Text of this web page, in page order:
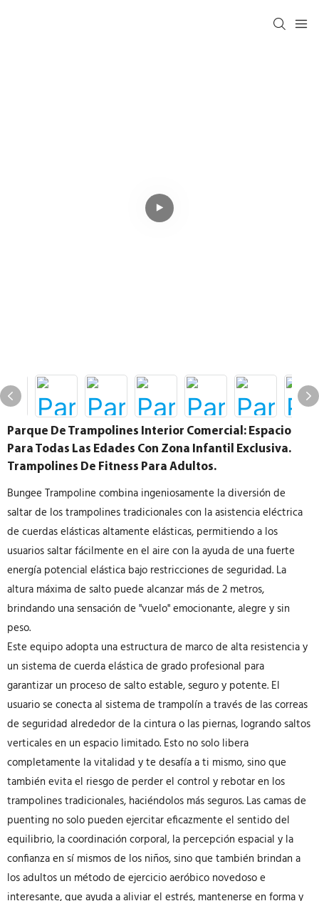
Parque De Trampolines Interior Comercial: Espacio
Para Todas Las Edades Con Zona Infantil Exclusiva.
Trampolines De Fitness Para Adultos.
Bungee Trampoline combina ingeniosamente la diversión de
saltar de los trampolines tradicionales con la asistencia eléctrica
de cuerdas elásticas altamente elásticas, permitiendo a los
usuarios saltar fácilmente en el aire con la ayuda de una fuerte
energía potencial elástica bajo restricciones de seguridad. La
altura máxima de salto puede alcanzar más de 2 metros,
brindando una sensación de "vuelo" emocionante, alegre y sin
peso.
Este equipo adopta una estructura de marco de alta resistencia y
un sistema de cuerda elástica de grado profesional para
garantizar un proceso de salto estable, seguro y potente. El
usuario se conecta al sistema de trampolín a través de las correas
de seguridad alrededor de la cintura o las piernas, logrando saltos
verticales en un espacio limitado. Esto no solo libera
completamente la vitalidad y te desafía a ti mismo, sino que
también evita el riesgo de perder el control y rebotar en los
trampolines tradicionales, haciéndolos más seguros. Las camas de
puenting no solo pueden ejercitar eficazmente el sentido del
equilibrio, la coordinación corporal, la percepción espacial y la
confianza en sí mismos de los niños, sino que también brindan a
los adultos un método de ejercicio aeróbico novedoso e
interesante, que ayuda a aliviar el estrés, mantenerse en forma y